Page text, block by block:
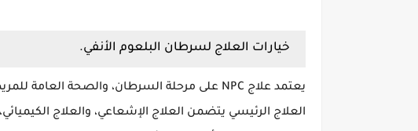
خيارات العلاج لسرطان البلعوم الأنفي.
يعتمد علاج NPC على مرحلة السرطان، والصحة العامة للمريض، وتفضيلات المريض والطبيب.
العلاج الرئيسي يتضمن العلاج الإشعاعي، والعلاج